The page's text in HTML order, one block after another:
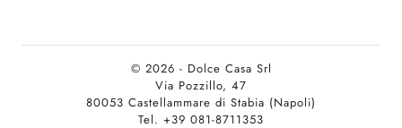
© 2026 - Dolce Casa Srl
Via Pozzillo, 47
80053 Castellammare di Stabia (Napoli)
Tel. +39 081-8711353